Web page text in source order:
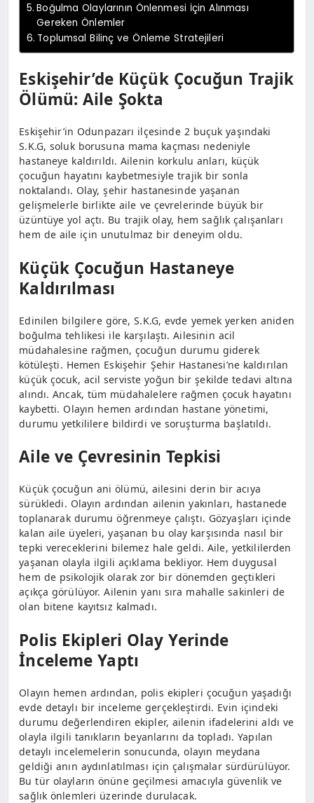
Boğulma Olaylarının Önlenmesi İçin Alınması
Gereken Önlemler
Toplumsal Bilinç ve Önleme Stratejileri
Eskişehir’de Küçük Çocuğun Trajik
Ölümü: Aile Şokta
Eskişehir’in Odunpazarı ilçesinde 2 buçuk yaşındaki
S.K.G, soluk borusuna mama kaçması nedeniyle
hastaneye kaldırıldı. Ailenin korkulu anları, küçük
çocuğun hayatını kaybetmesiyle trajik bir sonla
noktalandı. Olay, şehir hastanesinde yaşanan
gelişmelerle birlikte aile ve çevrelerinde büyük bir
üzüntüye yol açtı. Bu trajik olay, hem sağlık çalışanları
hem de aile için unutulmaz bir deneyim oldu.
Küçük Çocuğun Hastaneye
Kaldırılması
Edinilen bilgilere göre, S.K.G, evde yemek yerken aniden
boğulma tehlikesi ile karşılaştı. Ailesinin acil
müdahalesine rağmen, çocuğun durumu giderek
kötüleşti. Hemen Eskişehir Şehir Hastanesi’ne kaldırılan
küçük çocuk, acil serviste yoğun bir şekilde tedavi altına
alındı. Ancak, tüm müdahalelere rağmen çocuk hayatını
kaybetti. Olayın hemen ardından hastane yönetimi,
durumu yetkililere bildirdi ve soruşturma başlatıldı.
Aile ve Çevresinin Tepkisi
Küçük çocuğun ani ölümü, ailesini derin bir acıya
sürükledi. Olayın ardından ailenin yakınları, hastanede
toplanarak durumu öğrenmeye çalıştı. Gözyaşları içinde
kalan aile üyeleri, yaşanan bu olay karşısında nasıl bir
tepki vereceklerini bilemez hale geldi. Aile, yetkililerden
yaşanan olayla ilgili açıklama bekliyor. Hem duygusal
hem de psikolojik olarak zor bir dönemden geçtikleri
açıkça görülüyor. Ailenin yanı sıra mahalle sakinleri de
olan bitene kayıtsız kalmadı.
Polis Ekipleri Olay Yerinde
İnceleme Yaptı
Olayın hemen ardından, polis ekipleri çocuğun yaşadığı
evde detaylı bir inceleme gerçekleştirdi. Evin içindeki
durumu değerlendiren ekipler, ailenin ifadelerini aldı ve
olayla ilgili tanıkların beyanlarını da topladı. Yapılan
detaylı incelemelerin sonucunda, olayın meydana
geldiği anın aydınlatılması için çalışmalar sürdürülüyor.
Bu tür olayların önüne geçilmesi amacıyla güvenlik ve
sağlık önlemleri üzerinde durulacak.